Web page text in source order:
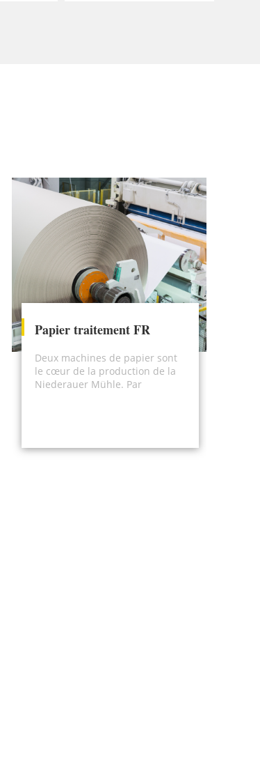
Papier traitement FR
Deux machines de papier sont
le cœur de la production de la
Niederauer Mühle. Par